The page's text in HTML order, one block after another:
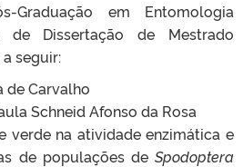
Graduação em Entomologia
de Dissertação de Mestrado
seguir:
de Carvalho
Schneid Afonso da Rosa
verde na atividade enzimática e
de populações de Spodoptera